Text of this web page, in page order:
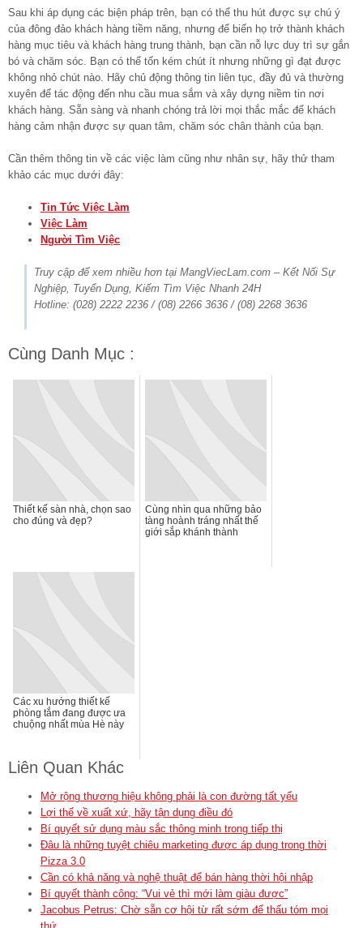
Sau khi áp dụng các biện pháp trên, bạn có thể thu hút được sự chú ý
của đông đảo khách hàng tiềm năng, nhưng để biến họ trở thành khách
hàng mục tiêu và khách hàng trung thành, bạn cần nỗ lực duy trì sự gắn
bó và chăm sóc. Bạn có thể tốn kém chút ít nhưng những gì đạt được
không nhỏ chút nào. Hãy chủ động thông tin liên tục, đầy đủ và thường
xuyên để tác động đến nhu cầu mua sắm và xây dựng niềm tin nơi
khách hàng. Sẵn sàng và nhanh chóng trả lời mọi thắc mắc để khách
hàng cảm nhận được sự quan tâm, chăm sóc chân thành của bạn.
Cần thêm thông tin về các việc làm cũng như nhân sự, hãy thử tham
khảo các mục dưới đây:
Tin Tức Việc Làm
Việc Làm
Người Tìm Việc
Truy cập để xem nhiều hơn tại MangViecLam.com – Kết Nối Sự
Nghiệp, Tuyển Dụng, Kiếm Tìm Việc Nhanh 24H
Hotline: (028) 2222 2236 / (08) 2266 3636 / (08) 2268 3636
Cùng Danh Mục :
Thiết kế sàn nhà, chọn sao
cho đúng và đẹp?
Cùng nhìn qua những bảo
tàng hoành tráng nhất thế
giới sắp khánh thành
Các xu hướng thiết kế
phòng tắm đang được ưa
chuộng nhất mùa Hè này
Liên Quan Khác
Mở rộng thương hiệu không phải là con đường tất yếu
Lợi thế về xuất xứ, hãy tận dụng điều đó
Bí quyết sử dụng màu sắc thông minh trong tiếp thị
Đâu là những tuyệt chiêu marketing được áp dụng trong thời
Pizza 3.0
Cần có khả năng và nghệ thuật để bán hàng thời hội nhập
Bí quyết thành công: “Vui vẻ thì mới làm giàu được”
Jacobus Petrus: Chờ sẵn cơ hội từ rất sớm để thấu tóm mọi